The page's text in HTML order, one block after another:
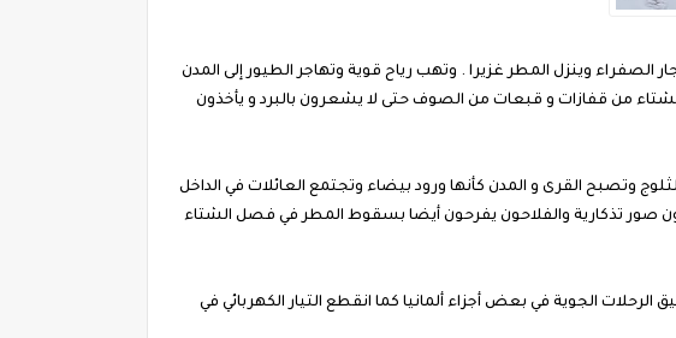
وينزل المطر غزيرا . وتهب رياح قوية وتهاجر الطيور إلى المدن
من قفازات و قبعات من الصوف حتى لا يشعرون بالبرد و يأخذون
وتصبح القرى و المدن كأنها ورود بيضاء وتجتمع العائلات في الداخل
صور تذكارية والفلاحون يفرحون أيضا بسقوط المطر في فصل الشتاء
الجوية في بعض أجزاء ألمانيا كما انقطع التيار الكهربائي في